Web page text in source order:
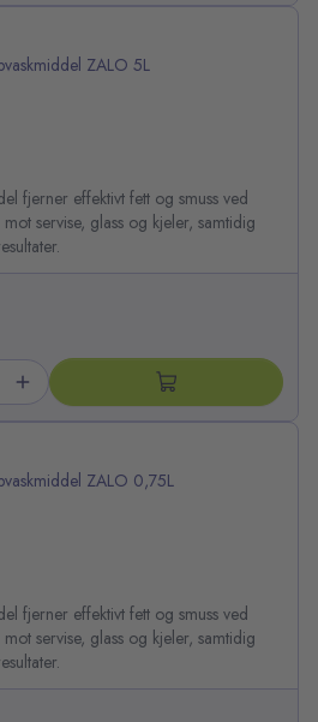
ZALO 5L
fjerner effektivt fett og smuss ved
servise, glass og kjeler, samtidig
ZALO 0,75L
fjerner effektivt fett og smuss ved
servise, glass og kjeler, samtidig